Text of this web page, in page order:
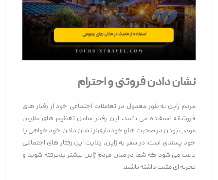
نشان دادن فروتنی و احترام
مردم ژاپن به ‌طور معمول در تعاملات اجتماعی خود از رفتار های
فروتنانه استفاده می ‌کنند. این رفتار شامل تعظیم‌ های ملایم،
مودب بودن در صحبت ‌ها و خودداری از نشان دادن خود خواهی یا
خود پسندی است. در سفر به ژاپن، رعایت این رفتار های اجتماعی
باعث می ‌شود که شما در میان مردم ژاپن بیشتر پذیرفته شوید و
تجربه ‌ای مثبت داشته باشید.